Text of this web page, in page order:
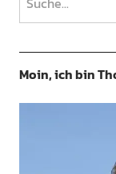
Moin, ich bin